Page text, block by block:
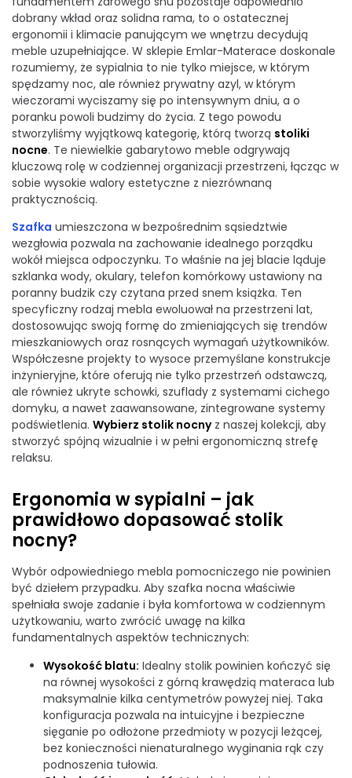
dobrany wkład oraz solidna rama, to o ostatecznej
ergonomii i klimacie panującym we wnętrzu decydują
meble uzupełniające. W sklepie Emlar-Materace doskonale
rozumiemy, że sypialnia to nie tylko miejsce, w którym
spędzamy noc, ale również prywatny azyl, w którym
wieczorami wyciszamy się po intensywnym dniu, a o
poranku powoli budzimy do życia. Z tego powodu
stworzyliśmy wyjątkową kategorię, którą tworzą stoliki
nocne. Te niewielkie gabarytowo meble odgrywają
kluczową rolę w codziennej organizacji przestrzeni, łącząc w
sobie wysokie walory estetyczne z niezrównaną
praktycznością.
Szafka umieszczona w bezpośrednim sąsiedztwie
wezgłowia pozwala na zachowanie idealnego porządku
wokół miejsca odpoczynku. To właśnie na jej blacie ląduje
szklanka wody, okulary, telefon komórkowy ustawiony na
poranny budzik czy czytana przed snem książka. Ten
specyficzny rodzaj mebla ewoluował na przestrzeni lat,
dostosowując swoją formę do zmieniających się trendów
mieszkaniowych oraz rosnących wymagań użytkowników.
Współczesne projekty to wysoce przemyślane konstrukcje
inżynieryjne, które oferują nie tylko przestrzeń odstawczą,
ale również ukryte schowki, szuflady z systemami cichego
domyku, a nawet zaawansowane, zintegrowane systemy
podświetlenia. Wybierz stolik nocnyz naszej kolekcji, aby
stworzyć spójną wizualnie i w pełni ergonomiczną strefę
relaksu.
Ergonomia w sypialni – jak
prawidłowo dopasować stolik
nocny?
Wybór odpowiedniego mebla pomocniczego nie powinien
być dziełem przypadku. Aby szafka nocna właściwie
spełniała swoje zadanie i była komfortowa w codziennym
użytkowaniu, warto zwrócić uwagę na kilka
fundamentalnych aspektów technicznych:
Wysokość blatu: Idealny stolik powinien kończyć się
na równej wysokości z górną krawędzią materaca lub
maksymalnie kilka centymetrów powyżej niej. Taka
konfiguracja pozwala na intuicyjne i bezpieczne
sięganie po odłożone przedmioty w pozycji leżącej,
bez konieczności nienaturalnego wyginania rąk czy
podnoszenia tułowia.